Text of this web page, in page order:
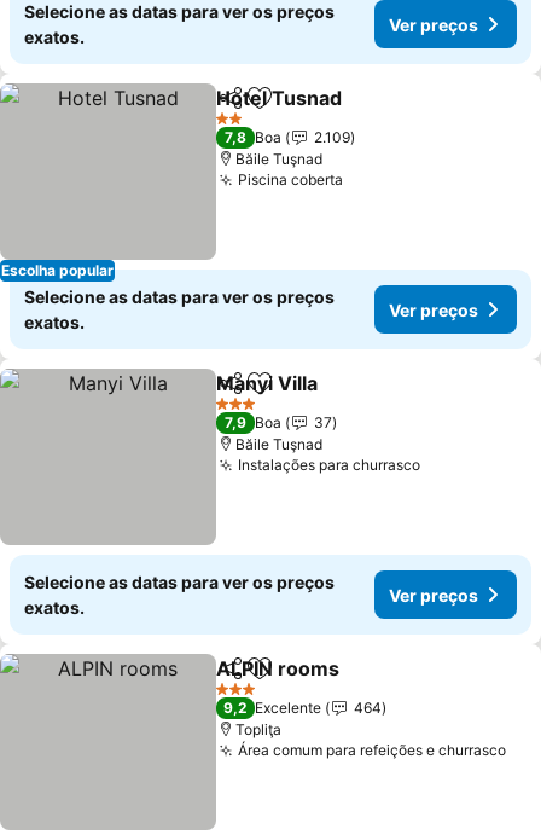
Selecione as datas para ver os preços
exatos.
Ver preços
Escolha popular
PartilharAdicionar aos favoritos
Hotel Tusnad
2 Estrelas
7,8 Boa
2.109
Băile Tuşnad
Piscina coberta
Selecione as datas para ver os preços
exatos.
Ver preços
PartilharAdicionar aos favoritos
Manyi Villa
3 Estrelas
7,9 Boa
37
Băile Tuşnad
Instalações para churrasco
Selecione as datas para ver os preços
exatos.
Ver preços
PartilharAdicionar aos favoritos
ALPIN rooms
3 Estrelas
9,2 Excelente
464
Topliţa
Área comum para refeições e churrasco